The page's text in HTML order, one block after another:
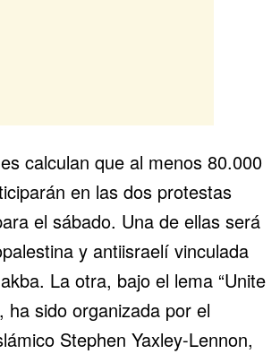
calculan que al menos 80.000
en las dos protestas
el sábado. Una de ellas será
y antiisraelí vinculada
La otra, bajo el lema “Unite
ha sido organizada por el
Stephen Yaxley-Lennon,